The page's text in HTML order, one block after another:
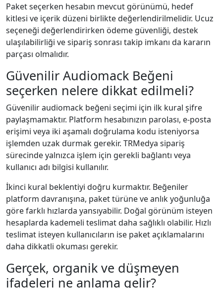
Paket seçerken hesabın mevcut görünümü, hedef
kitlesi ve içerik düzeni birlikte değerlendirilmelidir. Ucuz
seçeneği değerlendirirken ödeme güvenliği, destek
ulaşılabilirliği ve sipariş sonrası takip imkanı da kararın
parçası olmalıdır.
Güvenilir Audiomack Beğeni
seçerken nelere dikkat edilmeli?
Güvenilir audiomack beğeni seçimi için ilk kural şifre
paylaşmamaktır. Platform hesabınızın parolası, e-posta
erişimi veya iki aşamalı doğrulama kodu isteniyorsa
işlemden uzak durmak gerekir. TRMedya sipariş
sürecinde yalnızca işlem için gerekli bağlantı veya
kullanıcı adı bilgisi kullanılır.
İkinci kural beklentiyi doğru kurmaktır. Beğeniler
platform davranışına, paket türüne ve anlık yoğunluğa
göre farklı hızlarda yansıyabilir. Doğal görünüm isteyen
hesaplarda kademeli teslimat daha sağlıklı olabilir. Hızlı
teslimat isteyen kullanıcıların ise paket açıklamalarını
daha dikkatli okuması gerekir.
Gerçek, organik ve düşmeyen
ifadeleri ne anlama gelir?